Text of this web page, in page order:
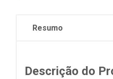
Resumo
Descrição do